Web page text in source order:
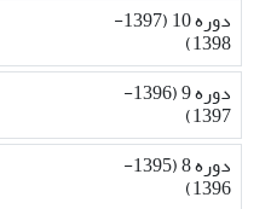
دوره 10 (1397-
1398)
دوره 9 (1396-
1397)
دوره 8 (1395-
1396)